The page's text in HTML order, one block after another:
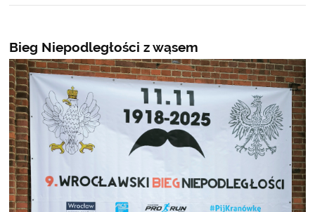
Bieg Niepodległości z wąsem